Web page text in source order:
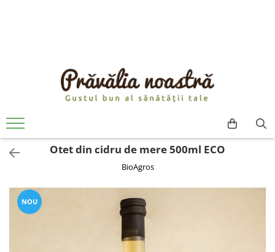
ULEIURI ȘI UNTURI
MĂSLINE
NUCI ȘI SEMINȚE
FRUCTE DESHIDRATATE
ÎNDULCITORI NATURALI / MIERE
OȚETURI ȘI SOSURI
SOSURI
Otet din cidru de mere 500ml ECO
BioAgros
NOU